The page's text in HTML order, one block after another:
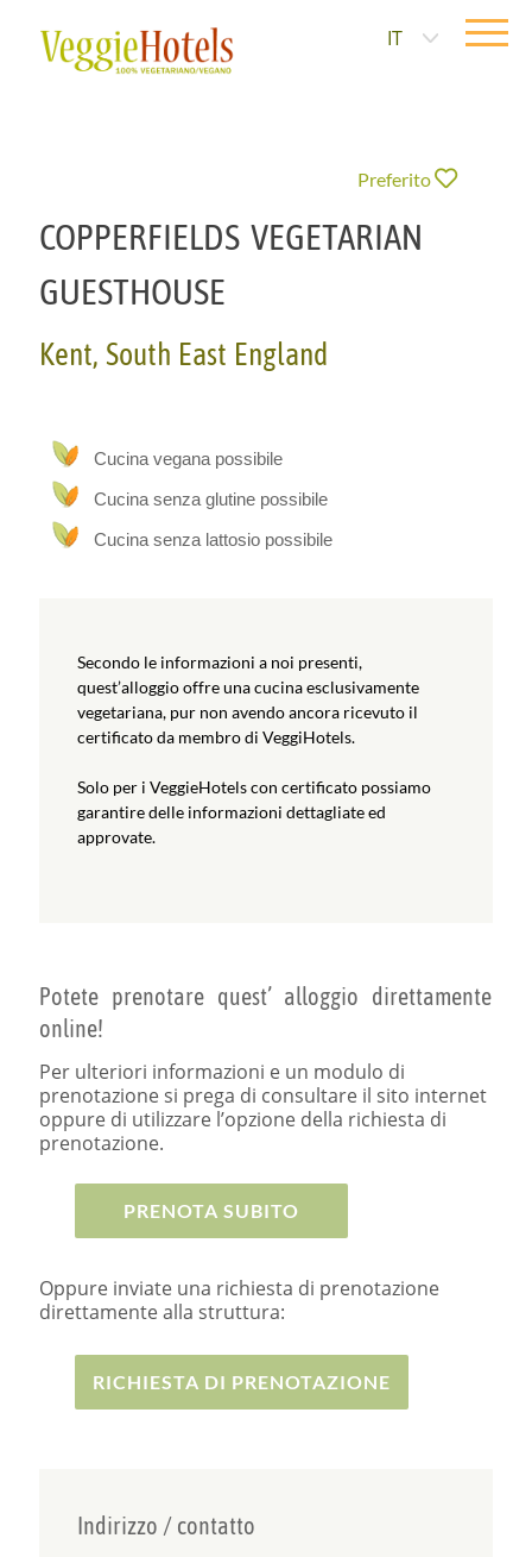
IT
Preferito
COPPERFIELDS VEGETARIAN
GUESTHOUSE
Kent, South East England
Cucina vegana possibile
Cucina senza glutine possibile
Cucina senza lattosio possibile
Secondo le informazioni a noi presenti,
quest’alloggio offre una cucina esclusivamente
vegetariana, pur non avendo ancora ricevuto il
certificato da membro di VeggiHotels.
Solo per i VeggieHotels con certificato possiamo
garantire delle informazioni dettagliate ed
approvate.
Potete prenotare quest’ alloggio direttamente
online!
Per ulteriori informazioni e un modulo di
prenotazione si prega di consultare il sito internet
oppure di utilizzare l’opzione della richiesta di
prenotazione.
PRENOTA SUBITO
Oppure inviate una richiesta di prenotazione
direttamente alla struttura:
RICHIESTA DI PRENOTAZIONE
Indirizzo / contatto